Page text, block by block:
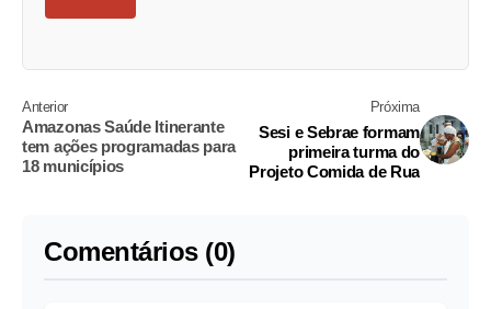
Anterior
Amazonas Saúde Itinerante
tem ações programadas para
18 municípios
Próxima
Sesi e Sebrae formam
primeira turma do
Projeto Comida de Rua
Comentários (0)